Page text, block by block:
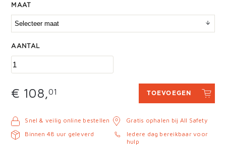
MAAT
AANTAL
€ 108,01 TOEVOEGEN
Snel & veilig online bestellen
Binnen 48 uur geleverd
Gratis ophalen bij All Safety
Iedere dag bereikbaar voor
hulp